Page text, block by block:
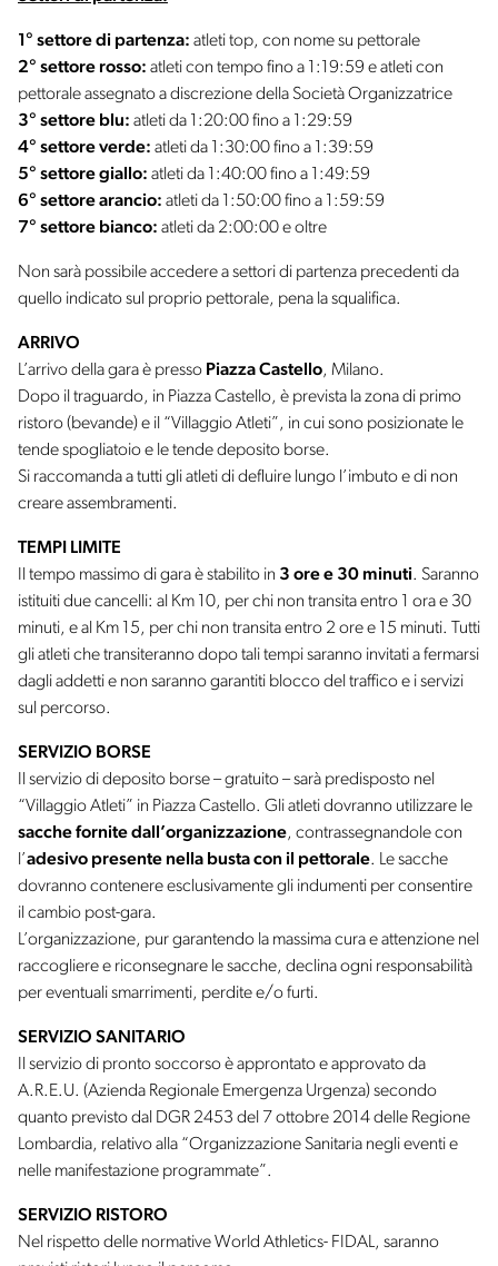
1° settore di partenza: atleti top, con nome su pettorale
2° settore rosso: atleti con tempo fino a 1:19:59 e atleti con
pettorale assegnato a discrezione della Società Organizzatrice
3° settore blu: atleti da 1:20:00 fino a 1:29:59
4° settore verde: atleti da 1:30:00 fino a 1:39:59
5° settore giallo: atleti da 1:40:00 fino a 1:49:59
6° settore arancio: atleti da 1:50:00 fino a 1:59:59
7° settore bianco: atleti da 2:00:00 e oltre
Non sarà possibile accedere a settori di partenza precedenti da
quello indicato sul proprio pettorale, pena la squalifica.
ARRIVO
L’arrivo della gara è presso Piazza Castello, Milano.
Dopo il traguardo, in Piazza Castello, è prevista la zona di primo
ristoro (bevande) e il “Villaggio Atleti”, in cui sono posizionate le
tende spogliatoio e le tende deposito borse.
Si raccomanda a tutti gli atleti di defluire lungo l’imbuto e di non
creare assembramenti.
TEMPI LIMITE
Il tempo massimo di gara è stabilito in 3 ore e 30 minuti. Saranno
istituiti due cancelli: al Km 10, per chi non transita entro 1 ora e 30
minuti, e al Km 15, per chi non transita entro 2 ore e 15 minuti. Tutti
gli atleti che transiteranno dopo tali tempi saranno invitati a fermarsi
dagli addetti e non saranno garantiti blocco del traffico e i servizi
sul percorso.
SERVIZIO BORSE
Il servizio di deposito borse – gratuito – sarà predisposto nel
“Villaggio Atleti” in Piazza Castello. Gli atleti dovranno utilizzare le
sacche fornite dall’organizzazione, contrassegnandole con
l’adesivo presente nella busta con il pettorale. Le sacche
dovranno contenere esclusivamente gli indumenti per consentire
il cambio post-gara.
L’organizzazione, pur garantendo la massima cura e attenzione nel
raccogliere e riconsegnare le sacche, declina ogni responsabilità
per eventuali smarrimenti, perdite e/o furti.
SERVIZIO SANITARIO
Il servizio di pronto soccorso è approntato e approvato da
A.R.E.U. (Azienda Regionale Emergenza Urgenza) secondo
quanto previsto dal DGR 2453 del 7 ottobre 2014 delle Regione
Lombardia, relativo alla “Organizzazione Sanitaria negli eventi e
nelle manifestazione programmate”.
SERVIZIO RISTORO
Nel rispetto delle normative World Athletics- FIDAL, saranno